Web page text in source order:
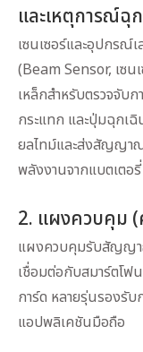
และเหตุการณ์ฉุ
เซนเซอร์และอุปกรณ์เ
(Beam Sensor, เซน
เหล็กสำหรับตรวจจับก
กระแทก และปุ่มฉุกเฉิ
ยลไทม์และส่งสัญญา
พลังงานจากแบตเตอรี่
2. แผงควบคุม
แผงควบคุมรับสัญญาณ
เชื่อมต่อกับสมาร์ตโฟ
การ์ด หลายรุ่นรองรับ
แอปพลิเคชันมือถือ